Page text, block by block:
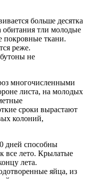
больше десятка
тли молодые
покровные ткани.
реже.
не
многочисленными
листа, на молодых
сроки вырастают
колоний,
дней способны
все лето. Крылатые
лета.
яйца, из